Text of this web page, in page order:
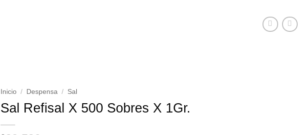
Inicio / Despensa / Sal
Sal Refisal X 500 Sobres X 1Gr.